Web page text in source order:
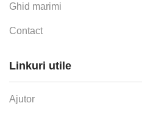
Ghid marimi
Contact
Linkuri utile
Ajutor